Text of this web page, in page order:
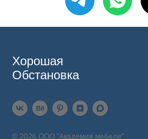
Хорошая
Обстановка
© 2026 ООО "Академия мебели"